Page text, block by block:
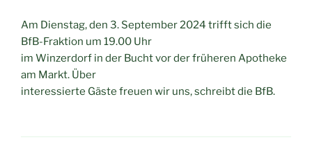
Am Dienstag, den 3. September 2024 trifft sich die
BfB-Fraktion um 19.00 Uhr
im Winzerdorf in der Bucht vor der früheren Apotheke
am Markt. Über
interessierte Gäste freuen wir uns, schreibt die BfB.